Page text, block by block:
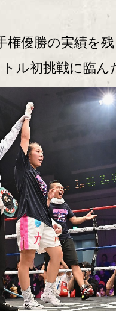
優勝の実績を
ル初挑戦に臨ん